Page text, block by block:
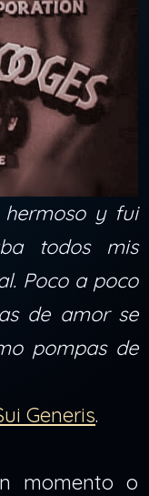
y fui
todos mis
Poco a poco
de amor se
pompas de
Generis.
momento o